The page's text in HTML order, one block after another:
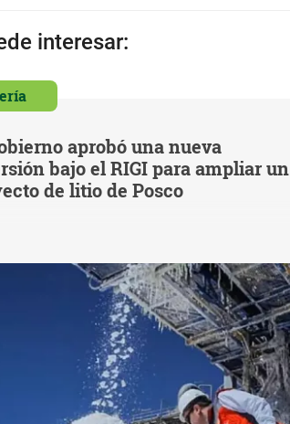
interesar:
aprobó una nueva
bajo el RIGI para ampliar un
de litio de Posco